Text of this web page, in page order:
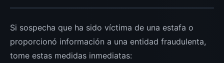
Si sospecha que ha sido víctima de una estafa o
proporcionó información a una entidad fraudulenta,
tome estas medidas inmediatas: